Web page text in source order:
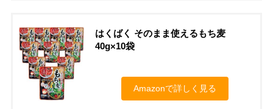
はくばく そのまま使えるもち麦
40g×10袋
Amazonで詳しく見る